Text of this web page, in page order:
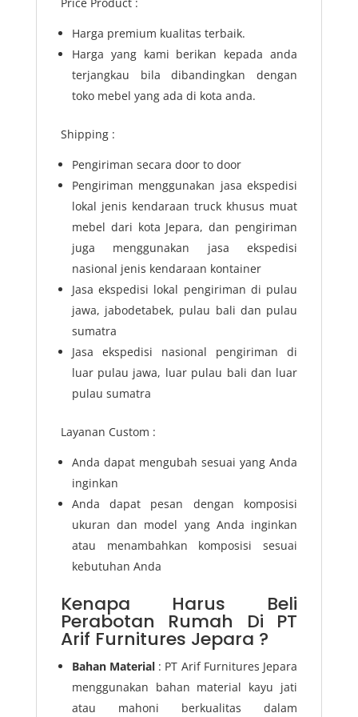
Harga premium kualitas terbaik.
Harga yang kami berikan kepada anda
terjangkau bila dibandingkan dengan
toko mebel yang ada di kota anda.
Shipping :
Pengiriman secara door to door
Pengiriman menggunakan jasa ekspedisi
lokal jenis kendaraan truck khusus muat
mebel dari kota Jepara, dan pengiriman
juga menggunakan jasa ekspedisi
nasional jenis kendaraan kontainer
Jasa ekspedisi lokal pengiriman di pulau
jawa, jabodetabek, pulau bali dan pulau
sumatra
Jasa ekspedisi nasional pengiriman di
luar pulau jawa, luar pulau bali dan luar
pulau sumatra
Layanan Custom :
Anda dapat mengubah sesuai yang Anda
inginkan
Anda dapat pesan dengan komposisi
ukuran dan model yang Anda inginkan
atau menambahkan komposisi sesuai
kebutuhan Anda
Kenapa Harus Beli
Perabotan Rumah Di PT
Arif Furnitures Jepara ?
Bahan Material : PT Arif Furnitures Jepara
menggunakan bahan material kayu jati
atau mahoni berkualitas dalam